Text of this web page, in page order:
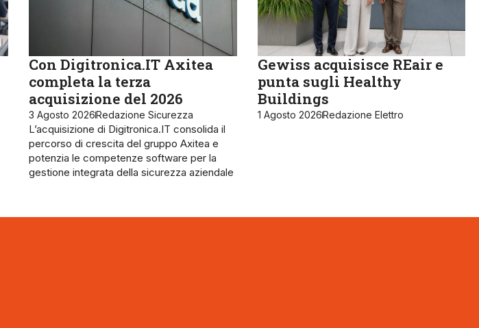
Con Digitronica.IT Axitea
completa la terza
acquisizione del 2026
3 Agosto 2026Redazione Sicurezza
L’acquisizione di Digitronica.IT consolida il
percorso di crescita del gruppo Axitea e
potenzia le competenze software per la
gestione integrata della sicurezza aziendale
Gewiss acquisisce REair e
punta sugli Healthy
Buildings
1 Agosto 2026Redazione Elettro